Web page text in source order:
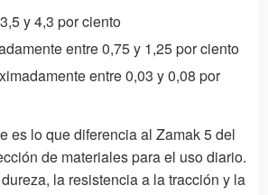
y 4,3 por ciento
entre 0,75 y 1,25 por ciento
entre 0,03 y 0,08 por
es lo que diferencia al Zamak 5 del
de materiales para el uso diario.
la resistencia a la tracción y la